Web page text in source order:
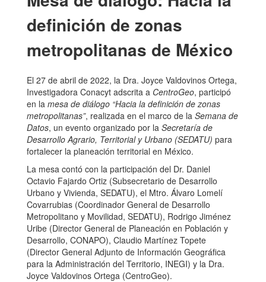
definición de zonas
metropolitanas de México
El 27 de abril de 2022, la Dra. Joyce Valdovinos Ortega,
Investigadora Conacyt adscrita a CentroGeo, participó
en la mesa de diálogo “Hacia la definición de zonas
metropolitanas”, realizada en el marco de la Semana de
Datos, un evento organizado por la Secretaría de
Desarrollo Agrario, Territorial y Urbano (SEDATU) para
fortalecer la planeación territorial en México.
La mesa contó con la participación del Dr. Daniel
Octavio Fajardo Ortiz (Subsecretario de Desarrollo
Urbano y Vivienda, SEDATU), el Mtro. Álvaro Lomelí
Covarrubias (Coordinador General de Desarrollo
Metropolitano y Movilidad, SEDATU), Rodrigo Jiménez
Uribe (Director General de Planeación en Población y
Desarrollo, CONAPO), Claudio Martínez Topete
(Director General Adjunto de Información Geográfica
para la Administración del Territorio, INEGI) y la Dra.
Joyce Valdovinos Ortega (CentroGeo).